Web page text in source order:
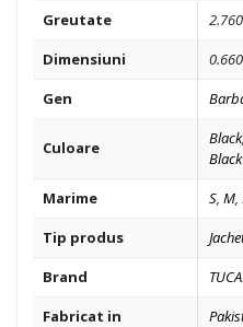
Greutate
Dimensiuni
Gen
Culoare Black,
Black
Marime
S, M,
Tip produs
Brand
Fabricat in